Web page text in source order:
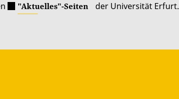
"Aktuelles"-Seiten der Universität Erfurt.